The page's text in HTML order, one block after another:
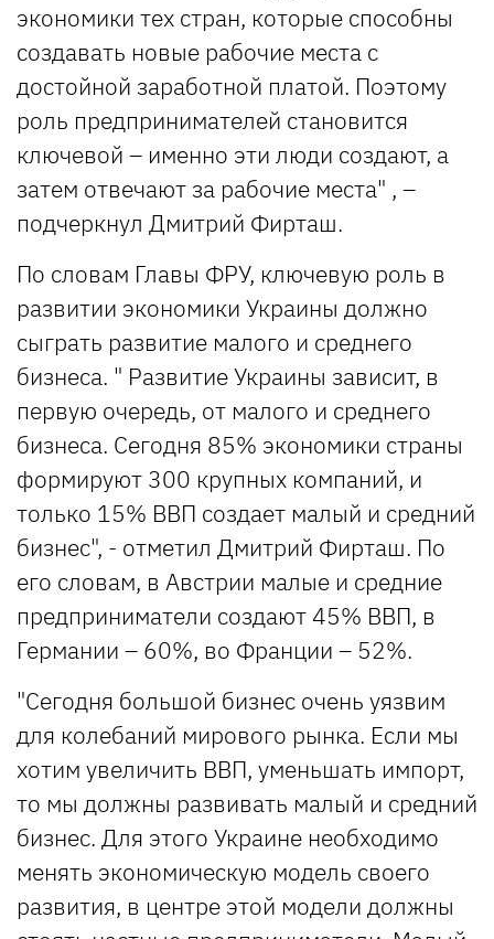
экономики тех стран, которые способны
создавать новые рабочие места с
достойной заработной платой. Поэтому
роль предпринимателей становится
ключевой – именно эти люди создают, а
затем отвечают за рабочие места" , –
подчеркнул Дмитрий Фирташ.
По словам Главы ФРУ, ключевую роль в
развитии экономики Украины должно
сыграть развитие малого и среднего
бизнеса. " Развитие Украины зависит, в
первую очередь, от малого и среднего
бизнеса. Сегодня 85% экономики страны
формируют 300 крупных компаний, и
только 15% ВВП создает малый и средний
бизнес", - отметил Дмитрий Фирташ. По
его словам, в Австрии малые и средние
предприниматели создают 45% ВВП, в
Германии – 60%, во Франции – 52%.
"Сегодня большой бизнес очень уязвим
для колебаний мирового рынка. Если мы
хотим увеличить ВВП, уменьшать импорт,
то мы должны развивать малый и средний
бизнес. Для этого Украине необходимо
менять экономическую модель своего
развития, в центре этой модели должны